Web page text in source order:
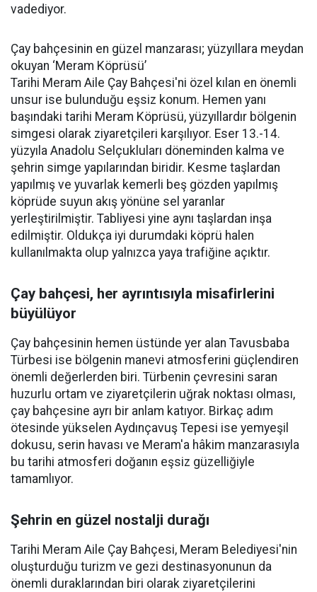
vadediyor.
Çay bahçesinin en güzel manzarası; yüzyıllara meydan
okuyan ‘Meram Köprüsü’
Tarihi Meram Aile Çay Bahçesi'ni özel kılan en önemli
unsur ise bulunduğu eşsiz konum. Hemen yanı
başındaki tarihi Meram Köprüsü, yüzyıllardır bölgenin
simgesi olarak ziyaretçileri karşılıyor. Eser 13.-14.
yüzyıla Anadolu Selçukluları döneminden kalma ve
şehrin simge yapılarından biridir. Kesme taşlardan
yapılmış ve yuvarlak kemerli beş gözden yapılmış
köprüde suyun akış yönüne sel yaranlar
yerleştirilmiştir. Tabliyesi yine aynı taşlardan inşa
edilmiştir. Oldukça iyi durumdaki köprü halen
kullanılmakta olup yalnızca yaya trafiğine açıktır.
Çay bahçesi, her ayrıntısıyla misafirlerini
büyülüyor
Çay bahçesinin hemen üstünde yer alan Tavusbaba
Türbesi ise bölgenin manevi atmosferini güçlendiren
önemli değerlerden biri. Türbenin çevresini saran
huzurlu ortam ve ziyaretçilerin uğrak noktası olması,
çay bahçesine ayrı bir anlam katıyor. Birkaç adım
ötesinde yükselen Aydınçavuş Tepesi ise yemyeşil
dokusu, serin havası ve Meram'a hâkim manzarasıyla
bu tarihi atmosferi doğanın eşsiz güzelliğiyle
tamamlıyor.
Şehrin en güzel nostalji durağı
Tarihi Meram Aile Çay Bahçesi, Meram Belediyesi'nin
oluşturduğu turizm ve gezi destinasyonunun da
önemli duraklarından biri olarak ziyaretçilerini